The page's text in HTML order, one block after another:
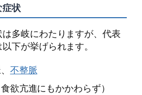
症状
多岐にわたりますが、代表
下が挙げられます。
不整脈
欲亢進にもかかわらず）